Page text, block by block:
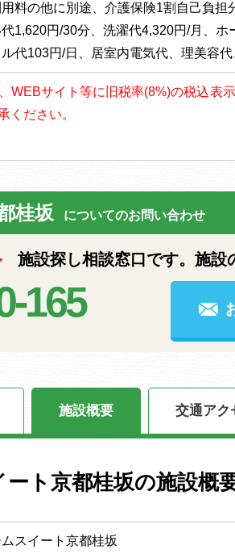
用料の他に別途、介護保険1割自己負
代1,620円/30分、洗濯代4,320円/月、
代103円/日、居室内電気代、理美容
WEBサイト等に旧税率(8%)の税込表
ください。
桂坂 についてのお問い合わせ
施設探し相談窓口です。施設
165
施設概要 交通アク
ト京都桂坂の施設概
スイート京都桂坂